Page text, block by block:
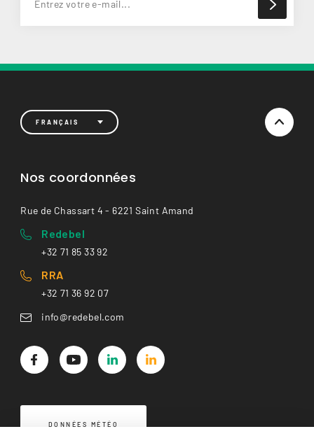
FRANÇAIS
Nos coordonnées
Rue de Chassart 4 - 6221 Saint Amand
Redebel
+32 71 85 33 92
RRA
+32 71 36 92 07
info@redebel.com
DONNÉES MÉTÉO